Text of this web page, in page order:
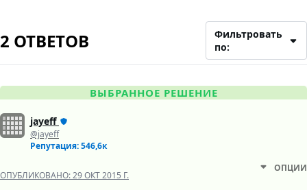
2 ОТВЕТОВ
Фильтровать
по:
ВЫБРАННОЕ РЕШЕНИЕ
jayeff
@jayeff
Репутация: 546,6к
ОПУБЛИКОВАНО:29 ОКТ 2015 Г.
ОПЦИИ